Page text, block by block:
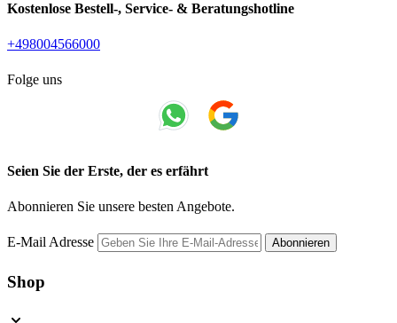
Kostenlose Bestell-, Service- & Beratungshotline
+498004566000
Folge uns
Seien Sie der Erste, der es erfährt
Abonnieren Sie unsere besten Angebote.
E-Mail Adresse Abonnieren
Shop